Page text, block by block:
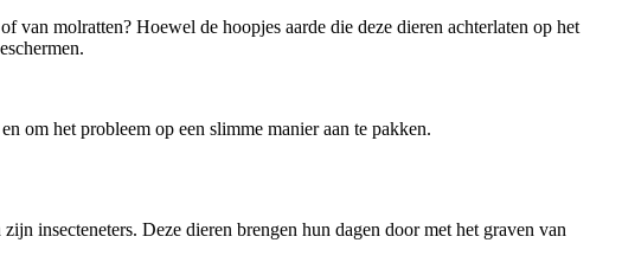
molratten? Hoewel de hoopjes aarde die deze dieren achterlaten op het
om het probleem op een slimme manier aan te pakken.
insecteneters. Deze dieren brengen hun dagen door met het graven van